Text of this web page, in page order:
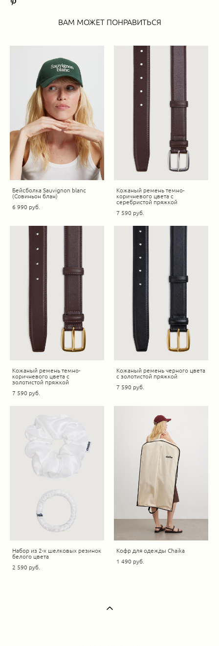
ВАМ МОЖЕТ ПОНРАВИТЬСЯ
Бейсболка Sauvignon blanc
(Совиньон блан)
6 990 pуб.
Кожаный ремень темно-
коричневого цвета с
серебристой пряжкой
7 590 pуб.
Кожаный ремень темно-
коричневого цвета с
золотистой пряжкой
7 590 pуб.
Кожаный ремень черного цвета
с золотистой пряжкой
7 590 pуб.
Набор из 2-х шелковых резинок
белого цвета
2 590 pуб.
Кофр для одежды Chaika
1 490 pуб.